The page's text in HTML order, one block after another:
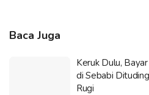
Baca Juga
Keruk Dulu,
di Sebabi
Rugi